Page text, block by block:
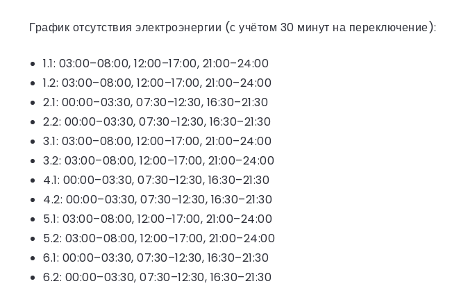
График отсутствия электроэнергии (с учётом 30 минут на переключение):
1.1: 03:00–08:00, 12:00–17:00, 21:00–24:00
1.2: 03:00–08:00, 12:00–17:00, 21:00–24:00
2.1: 00:00–03:30, 07:30–12:30, 16:30–21:30
2.2: 00:00–03:30, 07:30–12:30, 16:30–21:30
3.1: 03:00–08:00, 12:00–17:00, 21:00–24:00
3.2: 03:00–08:00, 12:00–17:00, 21:00–24:00
4.1: 00:00–03:30, 07:30–12:30, 16:30–21:30
4.2: 00:00–03:30, 07:30–12:30, 16:30–21:30
5.1: 03:00–08:00, 12:00–17:00, 21:00–24:00
5.2: 03:00–08:00, 12:00–17:00, 21:00–24:00
6.1: 00:00–03:30, 07:30–12:30, 16:30–21:30
6.2: 00:00–03:30, 07:30–12:30, 16:30–21:30